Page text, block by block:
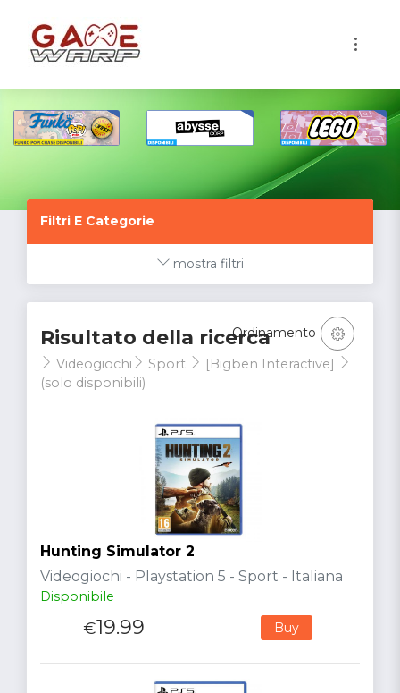
Filtri E Categorie
mostra filtri
Risultato della ricerca
Videogiochi Sport
[Bigben Interactive]
(solo disponibili)
Ordinamento
Hunting Simulator 2
Videogiochi - Playstation 5 - Sport - Italiana
Disponibile
€19.99 Buy